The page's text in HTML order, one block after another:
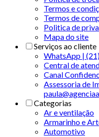
Termos e
Termos de
Politica de
Mapa do site
Serviços ao cliente
WhatsApp |
Central de
Canal
Assessoria de
Categorias
Ar e ventilação
Armarinho e
Automotivo